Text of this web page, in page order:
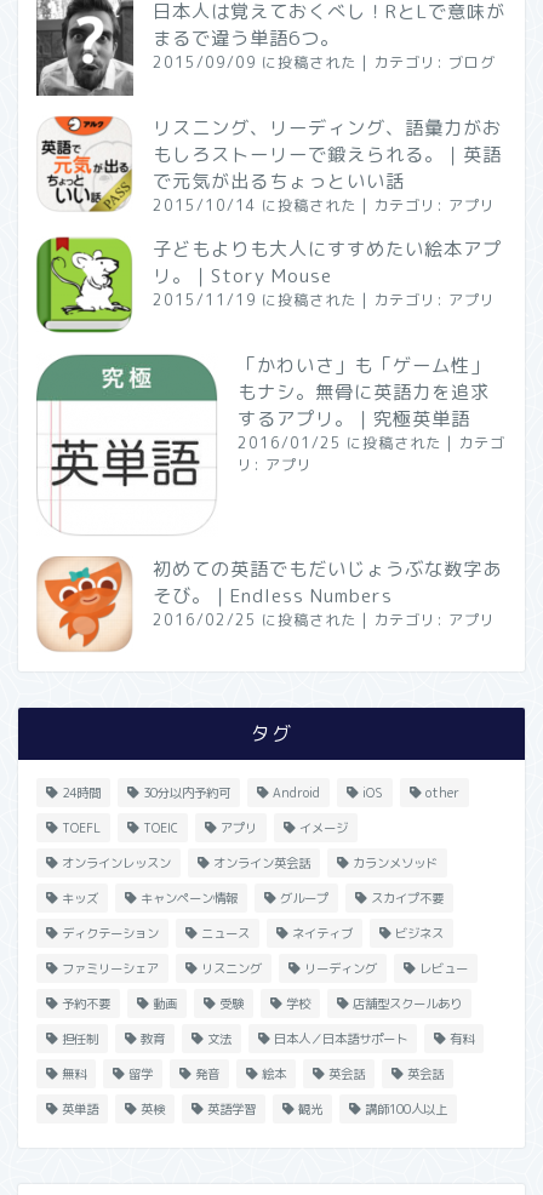
日本人は覚えておくべし！RとLで意味が
まるで違う単語6つ。
2015/09/09 に投稿された | カテゴリ: ブログ
リスニング、リーディング、語彙力がお
もしろストーリーで鍛えられる。｜英語
で元気が出るちょっといい話
2015/10/14 に投稿された | カテゴリ: アプリ
子どもよりも大人にすすめたい絵本アプ
リ。｜Story Mouse
2015/11/19 に投稿された | カテゴリ: アプリ
「かわいさ」も「ゲーム性」
もナシ。無骨に英語力を追求
するアプリ。｜究極英単語
2016/01/25 に投稿された | カテゴ
リ: アプリ
初めての英語でもだいじょうぶな数字あ
そび。｜Endless Numbers
2016/02/25 に投稿された | カテゴリ: アプリ
タグ
24時間 30分以内予約可 Android iOS other
TOEFL TOEIC アプリ イメージ
オンラインレッスン オンライン英会話 カランメソッド
キッズ キャンペーン情報 グループ スカイプ不要
ディクテーション ニュース ネイティブ ビジネス
ファミリーシェア リスニング リーディング レビュー
予約不要 動画 受験 学校 店舗型スクールあり
担任制 教育 文法 日本人／日本語サポート 有料
無料 留学 発音 絵本 英会話 英会話
英単語 英検 英語学習 観光 講師100人以上